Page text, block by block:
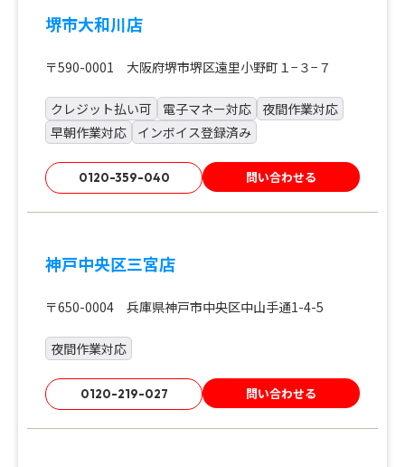
堺市大和川店
〒590-0001 大阪府堺市堺区遠里小野町１−３−７
クレジット払い可 電子マネー対応
夜間作業対応
早朝作業対応
インボイス登録済み
0120-359-040 問い合わせる
神戸中央区三宮店
〒650-0004 兵庫県神戸市中央区中山手通1-4-5
夜間作業対応
0120-219-027 問い合わせる